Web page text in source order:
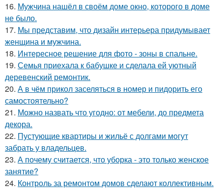
16. Мужчина нашёл в своём доме окно, которого в доме
не было.
17. Мы представим, что дизайн интерьера придумывает
женщина и мужчина.
18. Интересное решение для фото - зоны в спальне.
19. Семья приехала к бабушке и сделала ей уютный
деревенский ремонтик.
20. А в чём прикол заселяться в номер и пидорить его
самостоятельно?
21. Можно назвать что угодно: от мебели, до предмета
декора.
22. Пустующие квартиры и жильё с долгами могут
забрать у владельцев.
23. А почему считается, что уборка - это только женское
занятие?
24. Контроль за ремонтом домов сделают коллективным.